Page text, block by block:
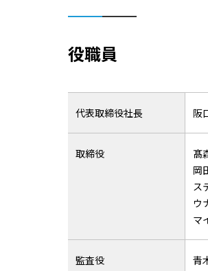
役職員
代表取締役社長 阪
取締役
髙
岡
ス
ウ
マ
監査役 青